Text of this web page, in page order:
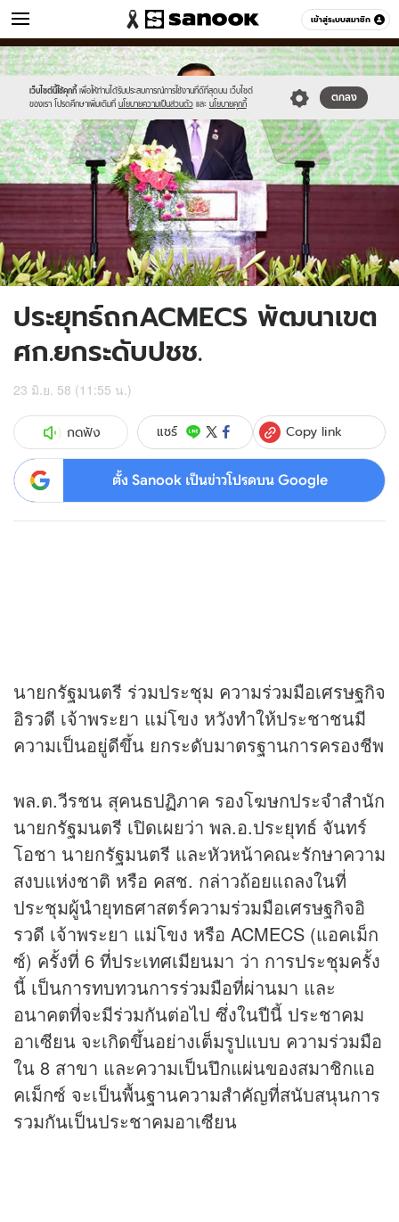
เข้าสู่ระบบสมาชิก
ข่าว หมวดอื่นๆ
เว็บไซต์นี้ใช้คุกกี้ เพื่อให้ท่านได้รับประสบการณ์การใช้งานที่ดีที่สุดบน เว็บไซต์
ของเรา โปรดศึกษาเพิ่มเติมที่ นโยบายความเป็นส่วนตัว และ นโยบายคุกกี้
ตกลง
Sanook
//s.isanook.com/sr/0/images/logo-
new-
sanook.png
600
60
//s.isanook.com/ns/0/ud/363/1817154/626810-
01.jpg
ประยุทธ์ถกACMECS พัฒนาเขต
ศก.ยกระดับปชช.
23 มิ.ย. 58 (11:55 น.)
กดฟัง แชร์ Copy link
ตั้ง Sanook เป็นข่าวโปรดบน Google
นายกรัฐมนตรี ร่วมประชุม ความร่วมมือเศรษฐกิจ
อิรวดี เจ้าพระยา แม่โขง หวังทำให้ประชาชนมี
ความเป็นอยู่ดีขึ้น ยกระดับมาตรฐานการครองชีพ
พล.ต.วีรชน สุคนธปฏิภาค รองโฆษกประจำสำนัก
นายกรัฐมนตรี เปิดเผยว่า พล.อ.ประยุทธ์ จันทร์
โอชา นายกรัฐมนตรี และหัวหน้าคณะรักษาความ
สงบแห่งชาติ หรือ คสช. กล่าวถ้อยแถลงในที่
ประชุมผู้นำยุทธศาสตร์ความร่วมมือเศรษฐกิจอิ
รวดี เจ้าพระยา แม่โขง หรือ ACMECS (แอคเม็ก
ซ์) ครั้งที่ 6 ที่ประเทศเมียนมา ว่า การประชุมครั้ง
นี้ เป็นการทบทวนการร่วมมือที่ผ่านมา และ
อนาคตที่จะมีร่วมกันต่อไป ซึ่งในปีนี้ ประชาคม
อาเซียน จะเกิดขึ้นอย่างเต็มรูปแบบ ความร่วมมือ
ใน 8 สาขา และความเป็นปึกแผ่นของสมาชิกแอ
คเม็กซ์ จะเป็นพื้นฐานความสำคัญที่สนับสนุนการ
รวมกันเป็นประชาคมอาเซียน